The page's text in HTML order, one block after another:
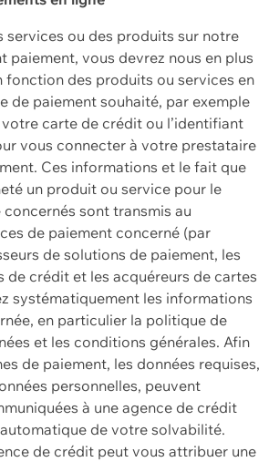
services ou des produits sur notre
paiement, vous devrez nous en plus
fonction des produits ou services en
de paiement souhaité, par exemple
carte de crédit ou l’identifiant
vous connecter à votre prestataire
Ces informations et le fait que
un produit ou service pour le
sont transmis au
de paiement concerné (par
de solutions de paiement, les
de crédit et les acquéreurs de cartes
systématiquement les informations
en particulier la politique de
et les conditions générales. Afin
de paiement, les données requises,
personnelles, peuvent
à une agence de crédit
de votre solvabilité.
de crédit peut vous attribuer une